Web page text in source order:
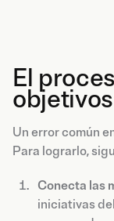
El
Un error común
Para lograrlo,
Conecta las
iniciativas